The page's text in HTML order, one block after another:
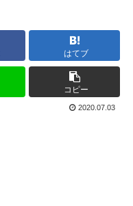
はてブ
コピー
2020.07.03